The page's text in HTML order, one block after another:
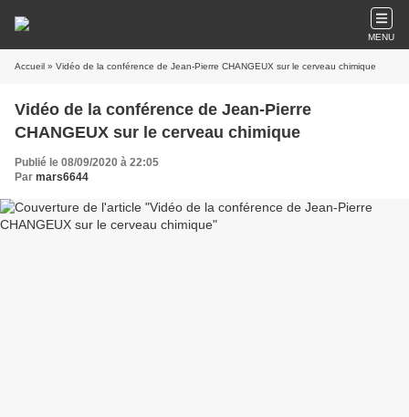
MENU
Accueil » Vidéo de la conférence de Jean-Pierre CHANGEUX sur le cerveau chimique
Vidéo de la conférence de Jean-Pierre
CHANGEUX sur le cerveau chimique
Publié le 08/09/2020 à 22:05
Par mars6644